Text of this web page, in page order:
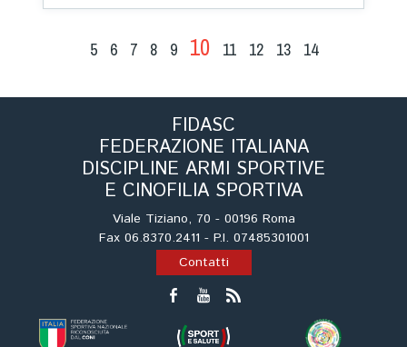
5 6 7 8 9 10 11 12 13 14
FIDASC
FEDERAZIONE ITALIANA
DISCIPLINE ARMI SPORTIVE
E CINOFILIA SPORTIVA
Viale Tiziano, 70 - 00196 Roma
Fax 06.8370.2411 - P.I. 07485301001
Contatti